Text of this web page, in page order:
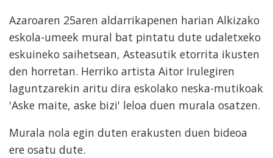
Azaroaren 25aren aldarrikapenen harian Alkizako
eskola-umeek mural bat pintatu dute udaletxeko
eskuineko saihetsean, Asteasutik etorrita ikusten
den horretan. Herriko artista Aitor Irulegiren
laguntzarekin aritu dira eskolako neska-mutikoak
'Aske maite, aske bizi' leloa duen murala osatzen.
Murala nola egin duten erakusten duen bideoa
ere osatu dute.